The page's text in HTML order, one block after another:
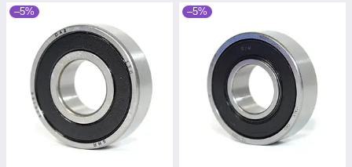
–5% –5%